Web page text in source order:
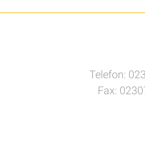
Telefon:
Fax: